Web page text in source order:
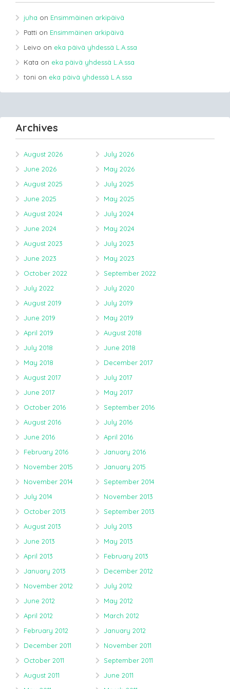
juha on Ensimmäinen arkipäivä
Patti on Ensimmäinen arkipäivä
Leivo on eka päivä yhdessä L.A.ssa
Kata on eka päivä yhdessä L.A.ssa
toni on eka päivä yhdessä L.A.ssa
Archives
August 2026
July 2026
June 2026
May 2026
August 2025
July 2025
June 2025
May 2025
August 2024
July 2024
June 2024
May 2024
August 2023
July 2023
June 2023
May 2023
October 2022
September 2022
July 2022
July 2020
August 2019
July 2019
June 2019
May 2019
April 2019
August 2018
July 2018
June 2018
May 2018
December 2017
August 2017
July 2017
June 2017
May 2017
October 2016
September 2016
August 2016
July 2016
June 2016
April 2016
February 2016
January 2016
November 2015
January 2015
November 2014
September 2014
July 2014
November 2013
October 2013
September 2013
August 2013
July 2013
June 2013
May 2013
April 2013
February 2013
January 2013
December 2012
November 2012
July 2012
June 2012
May 2012
April 2012
March 2012
February 2012
January 2012
December 2011
November 2011
October 2011
September 2011
August 2011
June 2011